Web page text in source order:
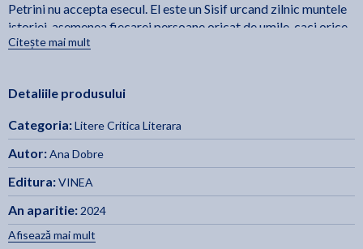
Petrini nu accepta esecul. El este un Sisif urcand zilnic muntele
istoriei, asemenea fiecarei persoane oricat de umile, caci orice
individ face, pe acest pamant, istorie. Esuand in istorie, el cauta
implinirea de sine, fiind tentat sa afirme puterea dragostei
este dublu tragic, intrucat el esueaza si in istorie si in iubire.
Privit din exterior, el are toate datele unui om care a esuat. Dar,
in raport cu propria devenire interioara, Petrini este un
invingator. Important nu este numai cum te vad altii, ci cum te
vezi in determinarile tale solitare, in raport cu propriile
posibilitati, acolo unde omul poate invinge chiar si o istorie
absurda. - Ana Dobre
Citește mai mult
Detaliile produsului
Categoria:Litere Critica Literara
Autor:Ana Dobre
Editura:VINEA
An aparitie: 2024
Afisează mai mult